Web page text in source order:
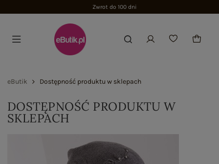
Zwrot do 100 dni
eButik Dostępność produktu w sklepach
DOSTĘPNOŚĆ PRODUKTU W
SKLEPACH